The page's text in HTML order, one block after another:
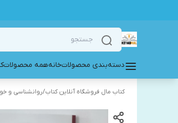
دسته‌بندی محصولاتخانههمه محصولات
کتاب مال فروشگاه آنلاین کتاب/روانشناسی و